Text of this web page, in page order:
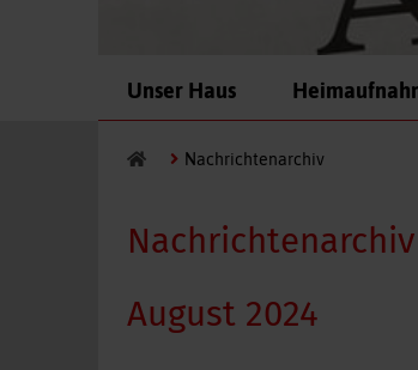
Unser Haus
Nachrichtenarchiv
Nachrichtenarchiv
August 2024